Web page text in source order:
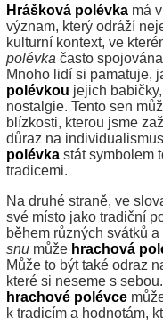
Hrášková polévka má
význam, který odráží
kulturní kontext, ve
polévka často
Mnoho lidí si pamatuje,
polévkou jejich
nostalgie. Tento sen
blízkosti, kterou jsme
důraz na
polévka stát symbolem
tradicemi.
Na druhé straně, ve
své místo jako tradiční
během různých svátků
snu může hrachová
Může to být také odraz
které si neseme s
hrachové polévce
k tradicím a hodnotám,